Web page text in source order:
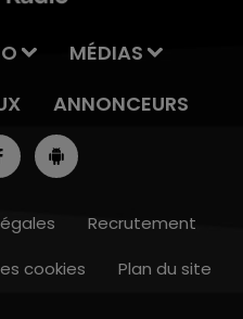
MÉDIAS
ANNONCEURS
Recrutement
cookies Plan du site